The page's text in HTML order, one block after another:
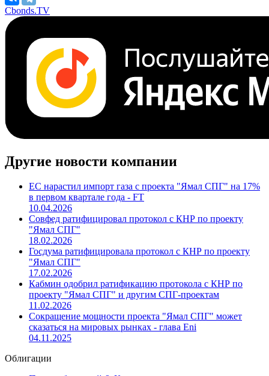
Cbonds.TV
Другие новости компании
ЕС нарастил импорт газа с проекта "Ямал СПГ" на 17%
в первом квартале года - FT
10.04.2026
Совфед ратифицировал протокол с КНР по проекту
"Ямал СПГ"
18.02.2026
Госдума ратифицировала протокол с КНР по проекту
"Ямал СПГ"
17.02.2026
Кабмин одобрил ратификацию протокола с КНР по
проекту "Ямал СПГ" и другим СПГ-проектам
11.02.2026
Сокращение мощности проекта "Ямал СПГ" может
сказаться на мировых рынках - глава Eni
04.11.2025
Облигации